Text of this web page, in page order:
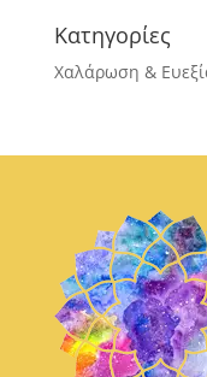
Κατηγορίες
Χαλάρωση &